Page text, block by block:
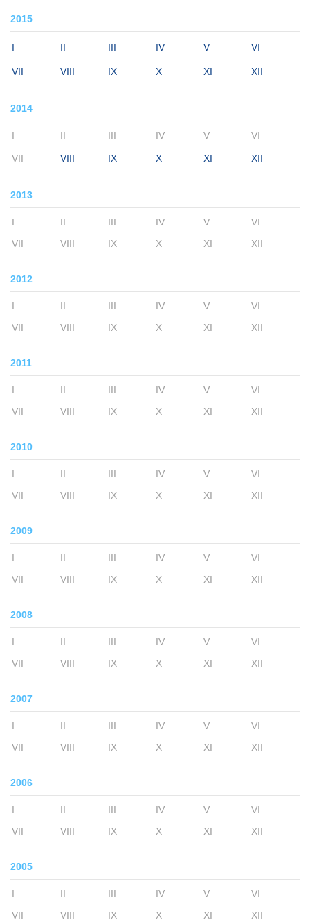
2015
I II III IV V VI
VII VIII IX X XI XII
2014
I II III IV V VI
VII VIII IX X XI XII
2013
I II III IV V
VI
VII
VIII IX X XI XII
2012
I II III IV V
VI
VII
VIII IX X XI XII
2011
I II III IV V
VI
VII
VIII IX X XI XII
2010
I II III IV V
VI
VII
VIII IX X XI XII
2009
I II III IV V
VI
VII
VIII IX X XI XII
2008
I II III IV V
VI
VII
VIII IX X XI XII
2007
I II III IV V
VI
VII
VIII IX X XI XII
2006
I II III IV V
VI
VII
VIII IX X XI XII
2005
I II III IV V
VI
VII
VIII IX X XI XII